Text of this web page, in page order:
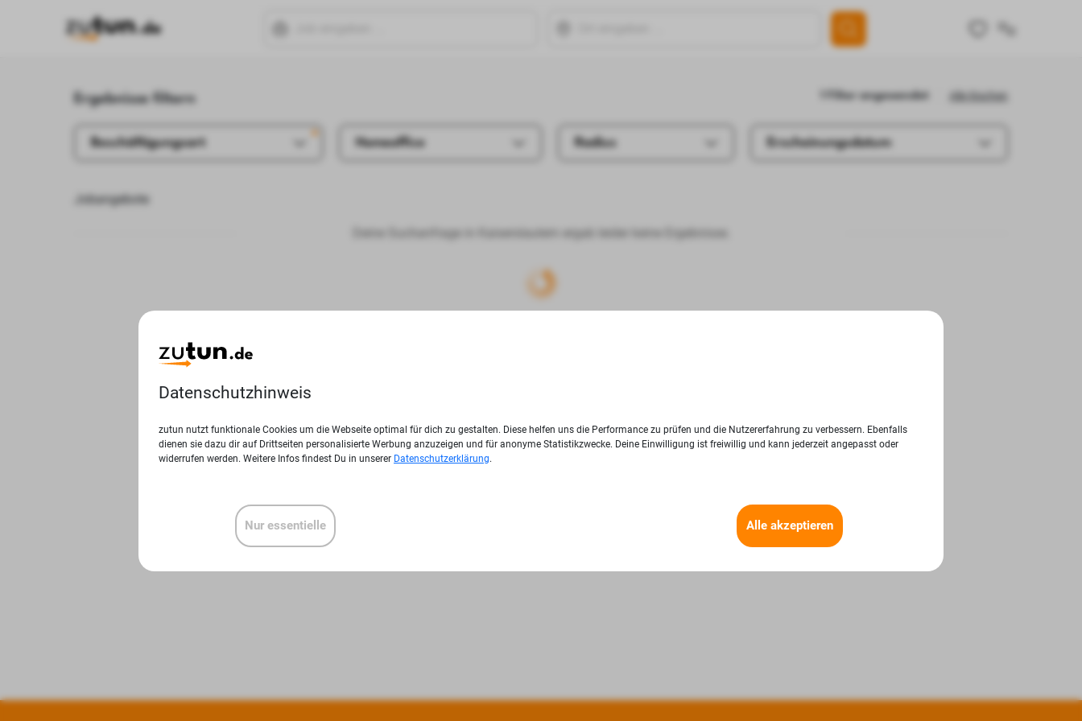
Ergebnisse filtern Alle löschen
1 Filter angewendet
Beschäftigungsart Homeoffice Radius Erscheinungsdatum
Jobangebote
Deine Suchanfrage in Kaiserslautern ergab leider keine Ergebnisse.
Datenschutzhinweis
zutun nutzt funktionale Cookies um die Webseite optimal für dich zu gestalten. Diese helfen uns die Performance zu prüfen und die Nutzererfahrung zu verbessern. Ebenfalls
dienen sie dazu dir auf Drittseiten personalisierte Werbung anzuzeigen und für anonyme Statistikzwecke. Deine Einwilligung ist freiwillig und kann jederzeit angepasst oder
widerrufen werden. Weitere Infos findest Du in unserer Datenschutzerklärung.
Alle akzeptieren
Nur essentielle